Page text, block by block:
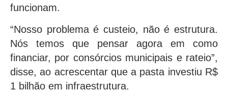
funcionam.
“Nosso problema é custeio, não é estrutura.
Nós temos que pensar agora em como
financiar, por consórcios municipais e rateio”,
disse, ao acrescentar que a pasta investiu R$
1 bilhão em infraestrutura.